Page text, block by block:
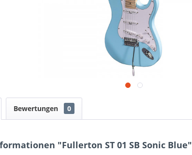
Bewertungen 0
"Fullerton ST 01 SB Sonic Blue"